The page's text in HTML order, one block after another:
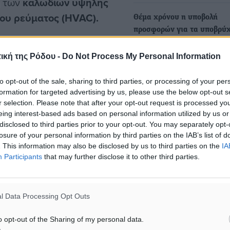
της Ρόδου - Do Not Process My Personal Information
opt-out of the sale, sharing to third parties, or processing of your
for targeted advertising by us, please use the below opt-out
selection. Please note that after your opt-out request is processed
interest-based ads based on personal information utilized by us
to third parties prior to your opt-out. You may separately
of your personal information by third parties on the IAB’s list of
This information may also be disclosed by us to third parties on the
Participants that may further disclose it to other third parties.
Data Processing Opt Outs
opt-out of the Sharing of my personal data.
ρεύματος (HVAC).
συμφωνίας-
και
καλωδίωνπου θα
δύο νησιωτικών
μικρότερης κλίμακας
συνολικό ανώτατο
διαγωνιστική
υποβρυχίων
εξασφαλίζοντας
Θέμα χρόνου η υποβολή
προσφορών για τα
διασυνδέσεις
Εντός των επόμενων
αναμένεται να
διαγωνισμός που αφορά
Κατερίνα Γαβαλά: Ξεκινά
επιτέλους η τελική φάση
διεθνούς διαγωνισμού
αντικείμενο τη σύναψη…